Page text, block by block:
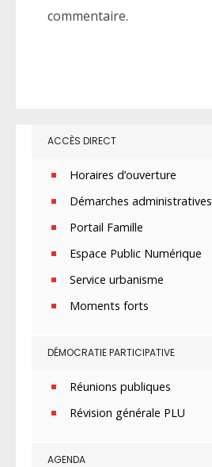
commentaire.
ACCÈS DIRECT
Horaires d’ouverture
Démarches administratives
Portail Famille
Espace Public Numérique
Service urbanisme
Moments forts
DÉMOCRATIE PARTICIPATIVE
Réunions publiques
Révision générale PLU
AGENDA